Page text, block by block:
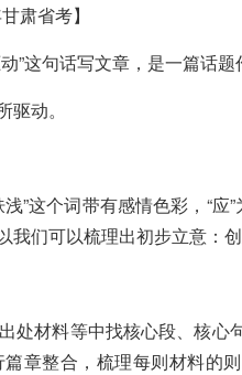
肃省考】
这句话写文章，是一篇话题
动。
”这个词带有感情色彩，“应
们可以梳理出初步立意：创
处材料等中找核心段、核心
章整合，梳理每则材料的